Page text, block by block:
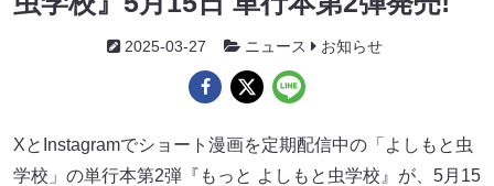
2025-03-27 ニュース お知らせ
XとInstagramでショート漫画を定期配信中の「よしもと虫
学校」の単行本第2弾『もっと よしもと虫学校』が、5月15